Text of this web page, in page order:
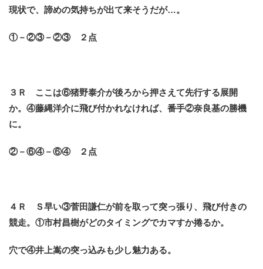
現状で、諦めの気持ちが出て来そうだが…。
①－②③－②③ ２点
３Ｒ ここは⑥猪野泰介が後ろから押さえて先行する展開
か。④藤縄洋介に飛び付かれなければ、番手②奈良基の勝機
に。
②－⑥④－⑥④ ２点
４Ｒ Ｓ早い③菅田謙仁が前を取って突っ張り、飛び付きの
競走。①市村昌樹がどのタイミングでカマすか捲るか。
穴で④井上嵩の突っ込みも少し魅力ある。